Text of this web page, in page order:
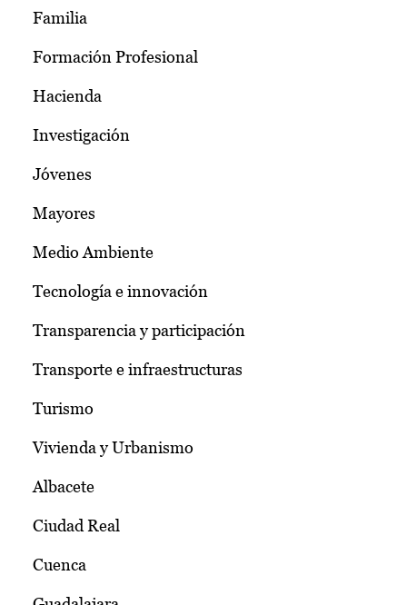
Familia
Formación Profesional
Hacienda
Investigación
Jóvenes
Mayores
Medio Ambiente
Tecnología e innovación
Transparencia y participación
Transporte e infraestructuras
Turismo
Vivienda y Urbanismo
Albacete
Ciudad Real
Cuenca